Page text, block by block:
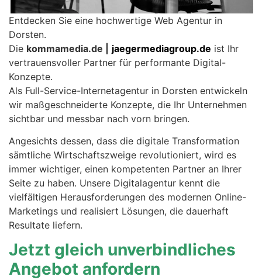
Entdecken Sie eine hochwertige Web Agentur in
Dorsten.
Die kommamedia.de | jaegermediagroup.de ist Ihr
vertrauensvoller Partner für performante Digital-
Konzepte.
Als Full-Service-Internetagentur in Dorsten entwickeln
wir maßgeschneiderte Konzepte, die Ihr Unternehmen
sichtbar und messbar nach vorn bringen.
Angesichts dessen, dass die digitale Transformation
sämtliche Wirtschaftszweige revolutioniert, wird es
immer wichtiger, einen kompetenten Partner an Ihrer
Seite zu haben. Unsere Digitalagentur kennt die
vielfältigen Herausforderungen des modernen Online-
Marketings und realisiert Lösungen, die dauerhaft
Resultate liefern.
Jetzt gleich unverbindliches
Angebot anfordern